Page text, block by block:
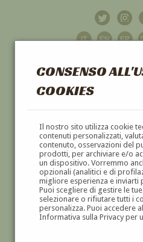
CONSENSO
COOKIES
Il nostro sito utilizza cookie
contenuti personalizzati,
contenuto, osservazioni del
prodotti, per archiviare e/o
un dispositivo. Vorremmo
opzionali (analitici e di
migliore esperienza e inviarti
Puoi scegliere di gestire le
selezionare o rifiutare tutti i
personalizza. Puoi accedere
Informativa sulla Privacy per
GALLERIAD'ARTE
DIPINTI E